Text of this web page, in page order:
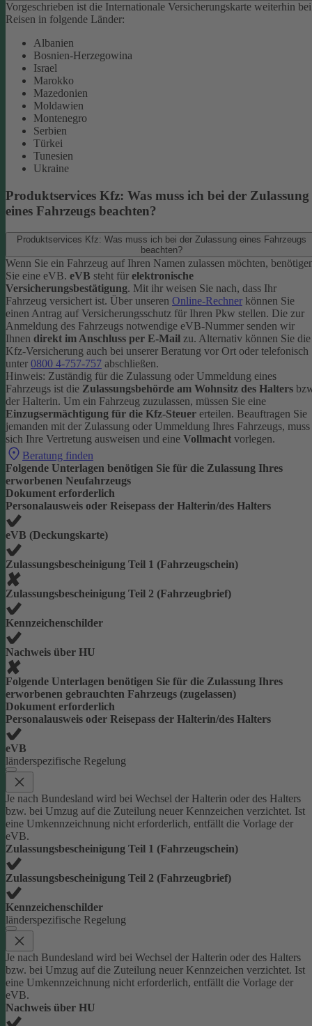
Vorgeschrieben ist die Internationale Versicherungskarte weiterhin bei
Reisen in folgende Länder:
Albanien
Bosnien-Herzegowina
Israel
Marokko
Mazedonien
Moldawien
Montenegro
Serbien
Türkei
Tunesien
Ukraine
Produktservices Kfz: Was muss ich bei der Zulassung
eines Fahrzeugs beachten?
Produktservices Kfz: Was muss ich bei der Zulassung eines Fahrzeugs
beachten?
Wenn Sie ein Fahrzeug auf Ihren Namen zulassen möchten,
Sie eine eVB. eVB steht für elektronische
Versicherungsbestätigung. Mit ihr weisen Sie nach, dass Ihr
Fahrzeug versichert ist. Über unseren Online-Rechner können Sie
einen Antrag auf Versicherungsschutz für Ihren Pkw stellen. Die zur
Anmeldung des Fahrzeugs notwendige eVB-Nummer senden wir
Ihnen direkt im Anschluss per E-Mail zu. Alternativ können Sie die
Kfz-Versicherung auch bei unserer Beratung vor Ort oder telefonisch
unter 0800 4-757-757 abschließen.
Hinweis: Zuständig für die Zulassung oder Ummeldung eines
Fahrzeugs ist die Zulassungsbehörde am Wohnsitz des Halters
der Halterin. Um ein Fahrzeug zuzulassen, müssen Sie eine
Einzugsermächtigung für die Kfz-Steuer erteilen. Beauftragen Sie
jemanden mit der Zulassung oder Ummeldung Ihres Fahrzeugs, muss
sich Ihre Vertretung ausweisen und eine Vollmacht vorlegen.
Beratung finden
Folgende Unterlagen benötigen Sie für die Zulassung Ihres
erworbenen Neufahrzeugs
Dokument erforderlich
Personalausweis oder Reisepass der Halterin/des Halters
eVB (Deckungskarte)
Zulassungsbescheinigung Teil 1 (Fahrzeugschein)
Zulassungsbescheinigung Teil 2 (Fahrzeugbrief)
Kennzeichenschilder
Nachweis über HU
Folgende Unterlagen benötigen Sie für die Zulassung Ihres
erworbenen gebrauchten Fahrzeugs (zugelassen)
Dokument erforderlich
Personalausweis oder Reisepass der Halterin/des Halters
eVB
länderspezifische Regelung
Je nach Bundesland wird bei Wechsel der Halterin oder des Halters
bzw. bei Umzug auf die Zuteilung neuer Kennzeichen verzichtet. Ist
eine Umkennzeichnung nicht erforderlich, entfällt die Vorlage der
eVB.
Zulassungsbescheinigung Teil 1 (Fahrzeugschein)
Zulassungsbescheinigung Teil 2 (Fahrzeugbrief)
Kennzeichenschilder
länderspezifische Regelung
Je nach Bundesland wird bei Wechsel der Halterin oder des Halters
bzw. bei Umzug auf die Zuteilung neuer Kennzeichen verzichtet. Ist
eine Umkennzeichnung nicht erforderlich, entfällt die Vorlage der
eVB.
Nachweis über HU